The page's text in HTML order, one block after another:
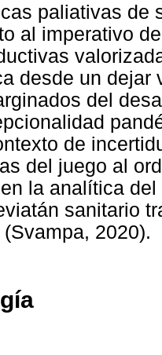
paliativas de
al imperativo
desde un dejar
del
de
del juego al
la analítica
sanitario
2020).